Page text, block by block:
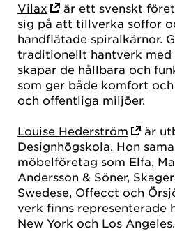
Vilax
är ett svenskt
sig på att tillverka soffor
handflätade spiralkärnor.
traditionellt hantverk med
skapar de hållbara och
som ger både komfort
och offentliga miljöer.
Louise Hederström
är
Designhögskola. Hon
möbelföretag som Elfa,
Andersson & Söner,
Swedese, Offecct och
verk finns representerade
New York och Los Angeles.